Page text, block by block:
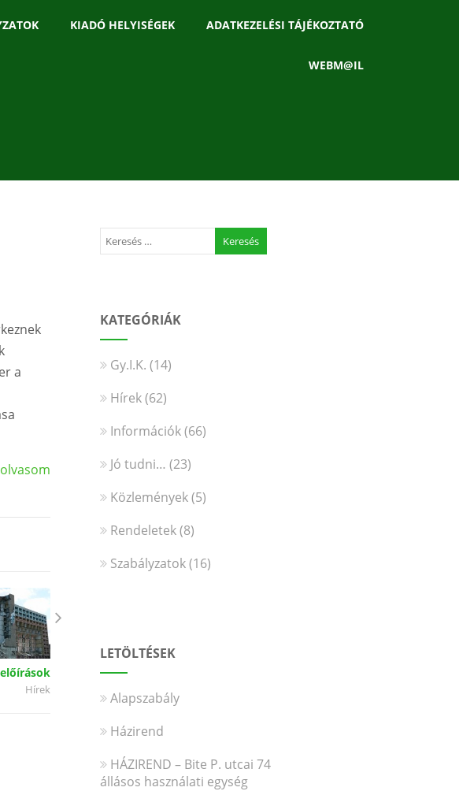
KIADÓ HELYISÉGEK ADATKEZELÉSI TÁJÉKOZTATÓ
WEBM@IL
a
előírások
Hírek
KATEGÓRIÁK
Gy.I.K. (14)
Hírek(62)
Információk(66)
Jó tudni… (23)
Közlemények(5)
Rendeletek(8)
Szabályzatok(16)
LETÖLTÉSEK
Alapszabály
Házirend
HÁZIREND – Bite P. utcai 74
állásos használati egység